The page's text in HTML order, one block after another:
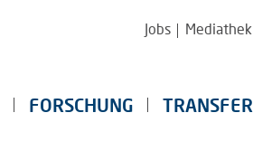
Jobs Mediathek
FORSCHUNG TRANSFER